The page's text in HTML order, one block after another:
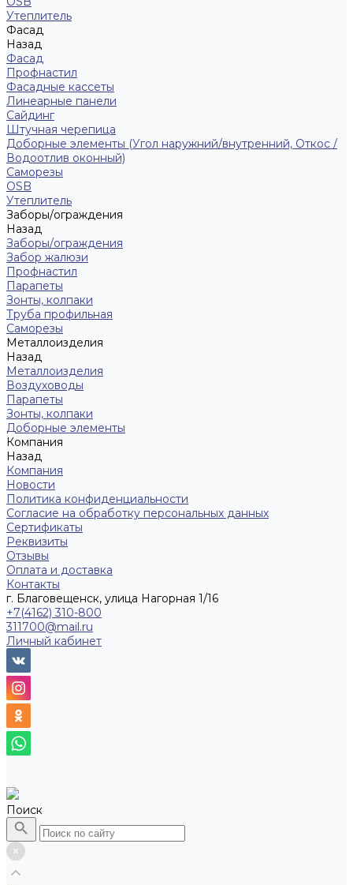
Утеплитель
Фасад
Назад
Фасад
Профнастил
Фасадные кассеты
Линеарные панели
Сайдинг
Штучная черепица
Доборные элементы (Угол наружний/внутренний, Откос /
Водоотлив оконный)
Саморезы
OSB
Утеплитель
Заборы/ограждения
Назад
Заборы/ограждения
Забор жалюзи
Профнастил
Парапеты
Зонты, колпаки
Труба профильная
Саморезы
Металлоизделия
Назад
Металлоизделия
Воздуховоды
Парапеты
Зонты, колпаки
Доборные элементы
Компания
Назад
Компания
Новости
Политика конфиденциальности
Согласие на обработку персональных данных
Сертификаты
Реквизиты
Отзывы
Оплата и доставка
Контакты
г. Благовещенск, улица Нагорная 1/16
+7(4162) 310-800
311700@mail.ru
Личный кабинет
Поиск